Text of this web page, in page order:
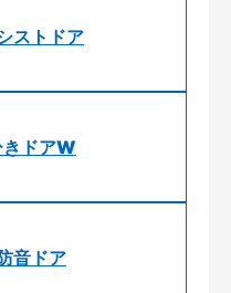
ストドア
ドアW
音ドア